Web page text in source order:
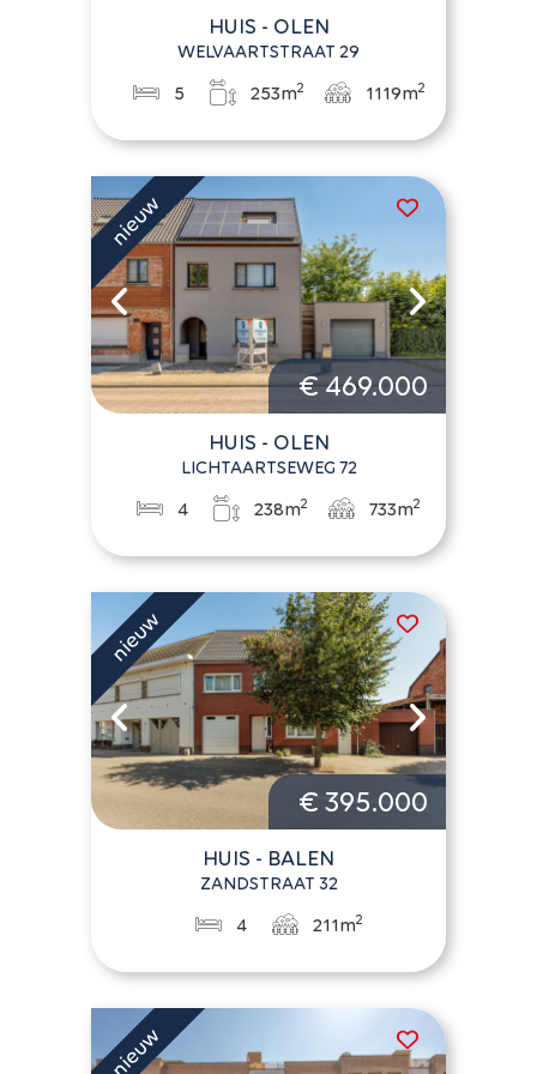
HUIS - OLEN
WELVAARTSTRAAT 29
5 253m2 1119m2
€ 469.000
HUIS - OLEN
LICHTAARTSEWEG 72
4 238m2 733m2
€ 395.000
HUIS - BALEN
ZANDSTRAAT 32
4 211m2